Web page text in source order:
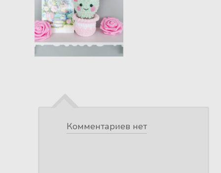
Комментариев нет